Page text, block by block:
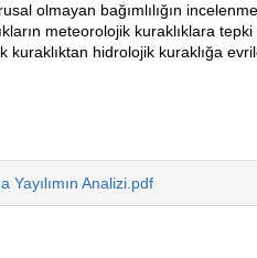
olmayan bağımlılığın
meteorolojik kuraklıklara
hidrolojik kuraklığa
Analizi.pdf